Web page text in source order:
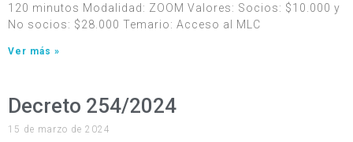
120 minutos Modalidad: ZOOM Valores: Socios: $10.000 y
No socios: $28.000 Temario: Acceso al MLC
Ver más »
Decreto 254/2024
15 de marzo de 2024